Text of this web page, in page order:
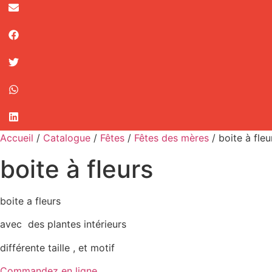
Accueil / Catalogue / Fêtes / Fêtes des mères / boite à
boite à fleurs
boite a fleurs
avec des plantes intérieurs
différente taille , et motif